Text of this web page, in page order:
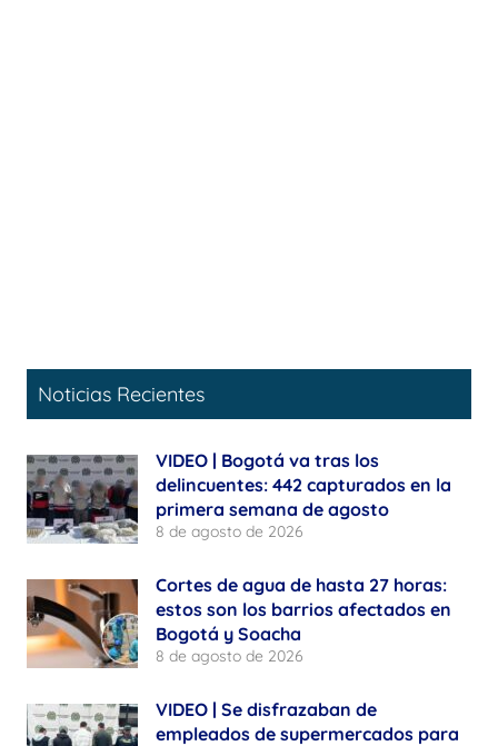
Noticias Recientes
VIDEO | Bogotá va tras los
delincuentes: 442 capturados en la
primera semana de agosto
8 de agosto de 2026
Cortes de agua de hasta 27 horas:
estos son los barrios afectados en
Bogotá y Soacha
8 de agosto de 2026
VIDEO | Se disfrazaban de
empleados de supermercados para